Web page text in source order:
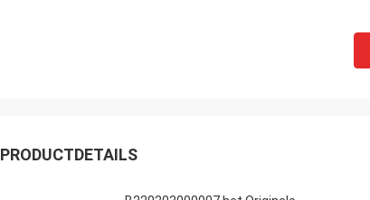
PRODUCTDETAILS